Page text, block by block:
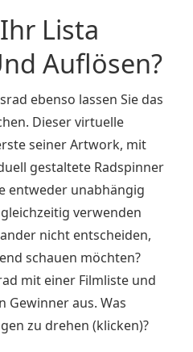
Lista
Auflösen?
ebenso lassen Sie das
Dieser virtuelle
seiner Artwork, mit
gestaltete Radspinner
entweder unabhängig
verwenden
nicht entscheiden,
schauen möchten?
mit einer Filmliste und
Gewinner aus. Was
zu drehen (klicken)?